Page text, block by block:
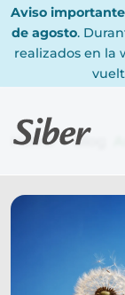
Aviso
de agosto.
realizados en la
Home Blog